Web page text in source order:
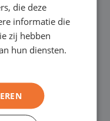
een van onze
te bekijken –
kop koffie!
onze
die deze
informatie die
zij hebben
hun diensten.